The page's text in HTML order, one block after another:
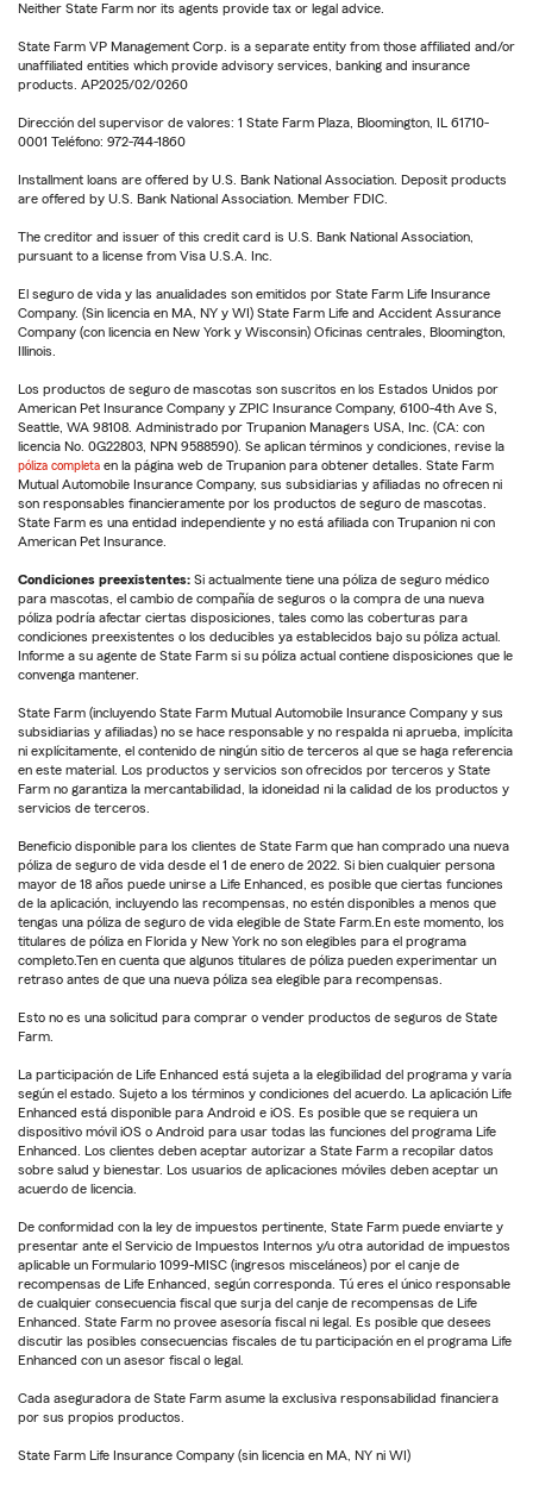
Neither State Farm nor its agents provide tax or legal advice.
State Farm VP Management Corp. is a separate entity from those affiliated and/or
unaffiliated entities which provide advisory services, banking and insurance
products. AP2025/02/0260
Dirección del supervisor de valores: 1 State Farm Plaza, Bloomington, IL 61710-
0001 Teléfono: 972-744-1860
Installment loans are offered by U.S. Bank National Association. Deposit products
are offered by U.S. Bank National Association. Member FDIC.
The creditor and issuer of this credit card is U.S. Bank National Association,
pursuant to a license from Visa U.S.A. Inc.
El seguro de vida y las anualidades son emitidos por State Farm Life Insurance
Company. (Sin licencia en MA, NY y WI) State Farm Life and Accident Assurance
Company (con licencia en New York y Wisconsin) Oficinas centrales, Bloomington,
Illinois.
Los productos de seguro de mascotas son suscritos en los Estados Unidos por
American Pet Insurance Company y ZPIC Insurance Company, 6100-4th Ave S,
Seattle, WA 98108. Administrado por Trupanion Managers USA, Inc. (CA: con
licencia No. 0G22803, NPN 9588590). Se aplican términos y condiciones, revise la
póliza completa en la página web de Trupanion para obtener detalles. State Farm
Mutual Automobile Insurance Company, sus subsidiarias y afiliadas no ofrecen ni
son responsables financieramente por los productos de seguro de mascotas.
State Farm es una entidad independiente y no está afiliada con Trupanion ni con
American Pet Insurance.
Condiciones preexistentes: Si actualmente tiene una póliza de seguro médico
para mascotas, el cambio de compañía de seguros o la compra de una nueva
póliza podría afectar ciertas disposiciones, tales como las coberturas para
condiciones preexistentes o los deducibles ya establecidos bajo su póliza actual.
Informe a su agente de State Farm si su póliza actual contiene disposiciones que le
convenga mantener.
State Farm (incluyendo State Farm Mutual Automobile Insurance Company y sus
subsidiarias y afiliadas) no se hace responsable y no respalda ni aprueba, implícita
ni explícitamente, el contenido de ningún sitio de terceros al que se haga referencia
en este material. Los productos y servicios son ofrecidos por terceros y State
Farm no garantiza la mercantabilidad, la idoneidad ni la calidad de los productos y
servicios de terceros.
Beneficio disponible para los clientes de State Farm que han comprado una nueva
póliza de seguro de vida desde el 1 de enero de 2022. Si bien cualquier persona
mayor de 18 años puede unirse a Life Enhanced, es posible que ciertas funciones
de la aplicación, incluyendo las recompensas, no estén disponibles a menos que
tengas una póliza de seguro de vida elegible de State Farm.En este momento, los
titulares de póliza en Florida y New York no son elegibles para el programa
completo.Ten en cuenta que algunos titulares de póliza pueden experimentar un
retraso antes de que una nueva póliza sea elegible para recompensas.
Esto no es una solicitud para comprar o vender productos de seguros de State
Farm.
La participación de Life Enhanced está sujeta a la elegibilidad del programa y varía
según el estado. Sujeto a los términos y condiciones del acuerdo. La aplicación Life
Enhanced está disponible para Android e iOS. Es posible que se requiera un
dispositivo móvil iOS o Android para usar todas las funciones del programa Life
Enhanced. Los clientes deben aceptar autorizar a State Farm a recopilar datos
sobre salud y bienestar. Los usuarios de aplicaciones móviles deben aceptar un
acuerdo de licencia.
De conformidad con la ley de impuestos pertinente, State Farm puede enviarte y
presentar ante el Servicio de Impuestos Internos y/u otra autoridad de impuestos
aplicable un Formulario 1099-MISC (ingresos misceláneos) por el canje de
recompensas de Life Enhanced, según corresponda. Tú eres el único responsable
de cualquier consecuencia fiscal que surja del canje de recompensas de Life
Enhanced. State Farm no provee asesoría fiscal ni legal. Es posible que desees
discutir las posibles consecuencias fiscales de tu participación en el programa Life
Enhanced con un asesor fiscal o legal.
Cada aseguradora de State Farm asume la exclusiva responsabilidad financiera
por sus propios productos.
State Farm Life Insurance Company (sin licencia en MA, NY ni WI)